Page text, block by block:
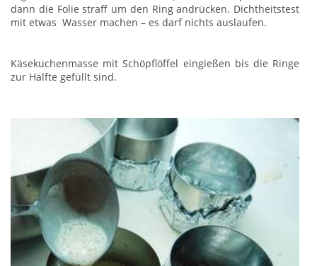
dann die Folie straff um den Ring andrücken. Dichtheitstest
mit etwas Wasser machen – es darf nichts auslaufen.
Käsekuchenmasse mit Schöpflöffel eingießen bis die Ringe
zur Hälfte gefüllt sind.